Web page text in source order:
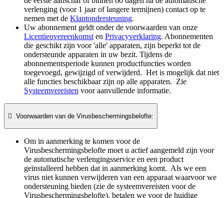
verlenging (voor 1 jaar of langere termijnen) contact op te
nemen met de Klantondersteuning.
Uw abonnement geldt onder de voorwaarden van onze
Licentieovereenkomst en Privacyverklaring. Abonnementen
die geschikt zijn voor 'alle' apparaten, zijn beperkt tot de
ondersteunde apparaten in uw bezit. Tijdens de
abonnementsperiode kunnen productfuncties worden
toegevoegd, gewijzigd of verwijderd. Het is mogelijk dat niet
alle functies beschikbaar zijn op alle apparaten. Zie
Systeemvereisten voor aanvullende informatie.
 Voorwaarden van de Virusbeschermingsbelofte:
Om in aanmerking te komen voor de
Virusbeschermingsbelofte moet u actief aangemeld zijn voor
de automatische verlengingsservice en een product
geïnstalleerd hebben dat in aanmerking komt. Als we een
virus niet kunnen verwijderen van een apparaat waarvoor we
ondersteuning bieden (zie de systeemvereisten voor de
Virusbeschermingsbelofte), betalen we voor de huidige